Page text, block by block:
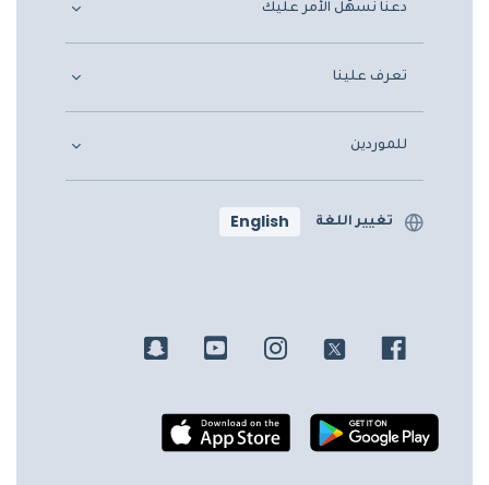
دعنا نسهّل الأمر عليك
تعرف علينا
للموردين
تغيير اللغة English